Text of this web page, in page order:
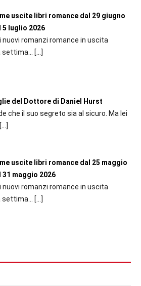
uscite libri romance dal 29 giugno
5 luglio 2026
nuovi romanzi romance in uscita
settima... […]
del Dottore di Daniel Hurst
che il suo segreto sia al sicuro. Ma lei
[…]
uscite libri romance dal 25 maggio
31 maggio 2026
nuovi romanzi romance in uscita
[…]